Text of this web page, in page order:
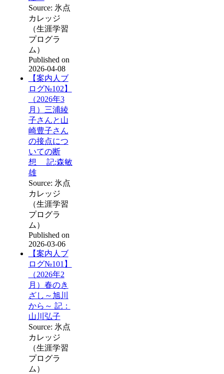
Source: 氷点
カレッジ
（生涯学習
プログラ
ム）
Published on
2026-04-08
【案内人ブ
ログ№102】
（2026年3
月）三浦綾
子さんと山
崎豊子さん
の接点につ
いての断
想 記:森敏
雄
Source: 氷点
カレッジ
（生涯学習
プログラ
ム）
Published on
2026-03-06
【案内人ブ
ログ№101】
（2026年2
月）春のき
ざし～旭川
から～ 記：
山川弘子
Source: 氷点
カレッジ
（生涯学習
プログラ
ム）